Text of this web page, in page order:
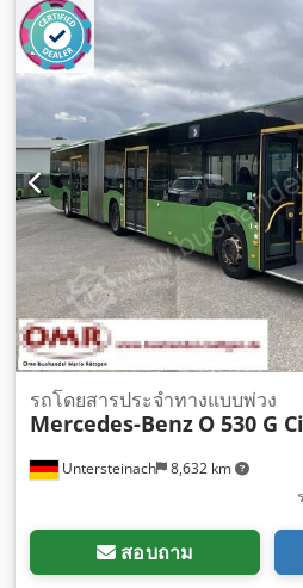
ทั้งหมด:18,130 มม
2,550 มม , ปีที่ผลิต: 2016 , อุปกรณ์:
ควบคุมความเร็วอัตโนมัติ, ระบบควบคุ
เอบีเอส
Untersteinach 8,632 km
รถโดยสารประจำทางแบบพ่วง
Mercedes-Benz O 530 G
สอบถาม